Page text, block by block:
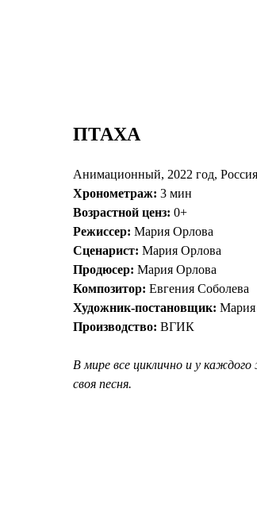
ПТАХА
Анимационный, 2022 год, Россия
Хронометраж: 3 мин
Возрастной ценз: 0+
Режиссер: Мария Орлова
Сценарист: Мария Орлова
Продюсер: Мария Орлова
Композитор: Евгения Соболева
Художник-постановщик: Мария
Производство: ВГИК
В мире все циклично и у каждого
своя песня.